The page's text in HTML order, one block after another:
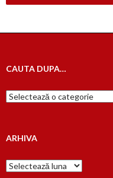
CAUTA DUPA…
Cauta
dupa…
ARHIVA
Arhiva